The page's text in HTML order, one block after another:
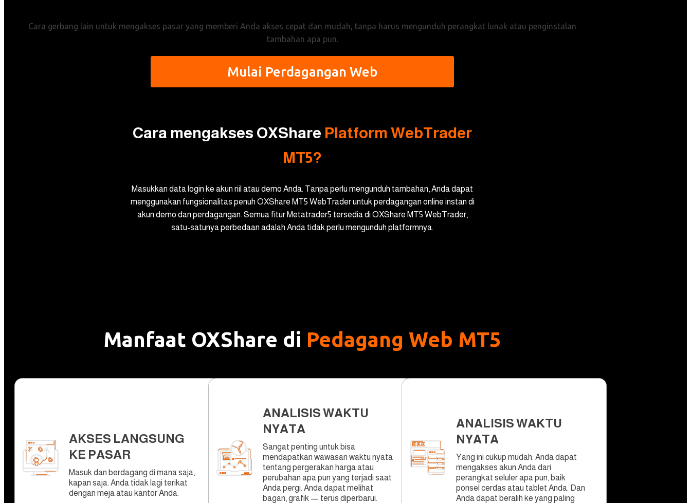
Cara gerbang lain untuk mengakses pasar yang memberi Anda akses cepat dan mudah, tanpa harus mengunduh perangkat lunak atau penginstalan
tambahan apa pun.
Mulai Perdagangan Web
Cara mengakses OXShare Platform WebTrader
MT5?
Masukkan data login ke akun riil atau demo Anda. Tanpa perlu mengunduh tambahan, Anda dapat
menggunakan fungsionalitas penuh OXShare MT5 WebTrader untuk perdagangan online instan di
akun demo dan perdagangan. Semua fitur Metatrader5 tersedia di OXShare MT5 WebTrader,
satu-satunya perbedaan adalah Anda tidak perlu mengunduh platformnya.
Manfaat OXShare di Pedagang Web MT5
AKSES LANGSUNG
KE PASAR
Masuk dan berdagang di mana saja,
kapan saja. Anda tidak lagi terikat
dengan meja atau kantor Anda.
ANALISIS WAKTU
NYATA
Sangat penting untuk bisa
mendapatkan wawasan waktu nyata
tentang pergerakan harga atau
perubahan apa pun yang terjadi saat
Anda pergi. Anda dapat melihat
bagan, grafik — terus diperbarui.
ANALISIS WAKTU
NYATA
Yang ini cukup mudah. Anda dapat
mengakses akun Anda dari
perangkat seluler apa pun, baik
ponsel cerdas atau tablet Anda. Dan
Anda dapat beralih ke yang paling